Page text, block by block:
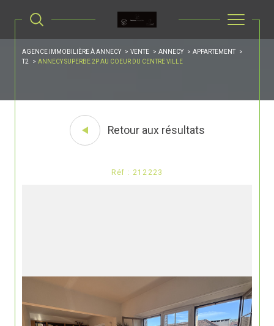
AGENCE IMMOBILIÈRE À ANNECY VENTE ANNECY
APPARTEMENT
T2
ANNECY SUPERBE 2P AU COEUR DU CENTRE VILLE
Retour aux résultats
Réf : 212223